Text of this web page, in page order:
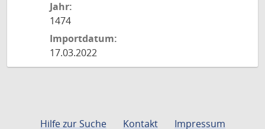
Jahr:
1474
Importdatum:
17.03.2022
Hilfe zur Suche Kontakt
Impressum